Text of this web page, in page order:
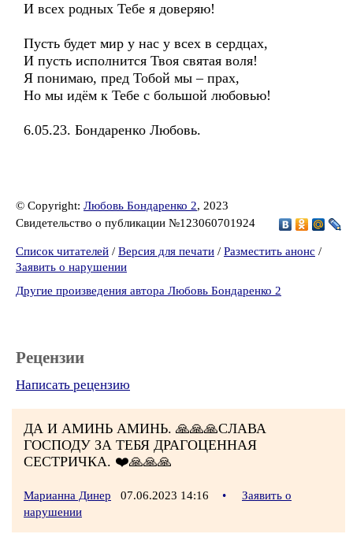
И всех родных Тебе я доверяю!
Пусть будет мир у нас у всех в сердцах,
И пусть исполнится Твоя святая воля!
Я понимаю, пред Тобой мы – прах,
Но мы идём к Тебе с большой любовью!
6.05.23. Бондаренко Любовь.
© Copyright: Любовь Бондаренко 2, 2023
Свидетельство о публикации №123060701924
Список читателей / Версия для печати / Разместить анонс /
Заявить о нарушении
Другие произведения автора Любовь Бондаренко 2
Рецензии
Написать рецензию
ДА И АМИНЬ АМИНЬ. 🙏🙏🙏СЛАВА
ГОСПОДУ ЗА ТЕБЯ ДРАГОЦЕННАЯ
СЕСТРИЧКА. ❤️🙏🙏🙏
Марианна Динер 07.06.2023 14:16 •
Заявить о
нарушении